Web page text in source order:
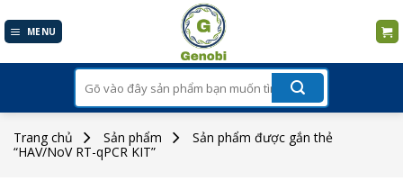
to
MENU
kiếm:
Trang chủ Sản phẩm
Sản phẩm được gắn thẻ
“HAV/NoV RT-qPCR KIT”